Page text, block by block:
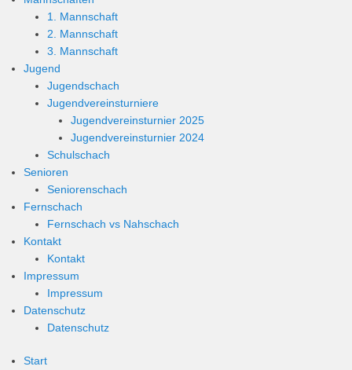
1. Mannschaft
2. Mannschaft
3. Mannschaft
Jugend
Jugendschach
Jugendvereinsturniere
Jugendvereinsturnier 2025
Jugendvereinsturnier 2024
Schulschach
Senioren
Seniorenschach
Fernschach
Fernschach vs Nahschach
Kontakt
Kontakt
Impressum
Impressum
Datenschutz
Datenschutz
Start